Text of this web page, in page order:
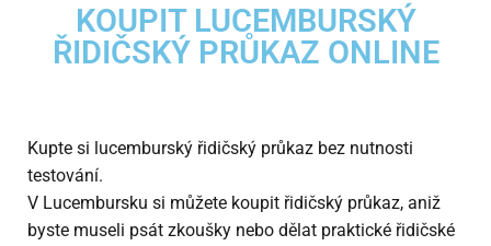
KOUPIT LUCEMBURSKÝ
ŘIDIČSKÝ PRŮKAZ ONLINE
Kupte si lucemburský řidičský průkaz bez nutnosti
testování.
V Lucembursku si můžete koupit řidičský průkaz, aniž
byste museli psát zkoušky nebo dělat praktické řidičské